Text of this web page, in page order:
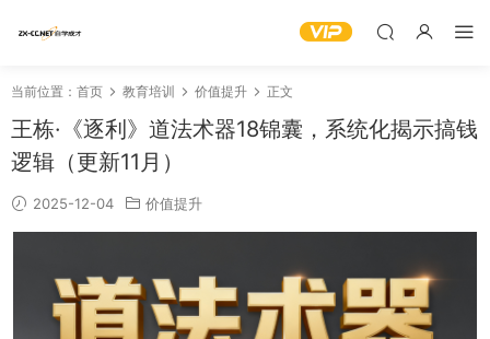
当前位置： 首页 教育培训 价值提升 正文
王栋·《逐利》道法术器18锦囊，系统化揭示搞钱
逻辑（更新11月）
2025-12-04 价值提升